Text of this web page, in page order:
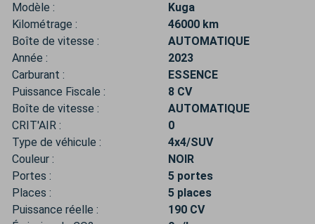
Modèle :
Kuga
Kilométrage :
46000 km
Boîte de vitesse :
AUTOMATIQUE
Année :
2023
Carburant :
ESSENCE
Puissance Fiscale :
8 CV
Boîte de vitesse :
AUTOMATIQUE
CRIT'AIR :
0
Type de véhicule :
4x4/SUV
Couleur :
NOIR
Portes :
5 portes
Places :
5 places
Puissance réelle :
190 CV